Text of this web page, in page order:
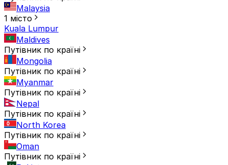
Malaysia
1 місто
Kuala Lumpur
Maldives
Путівник по країні
Mongolia
Путівник по країні
Myanmar
Путівник по країні
Nepal
Путівник по країні
North Korea
Путівник по країні
Oman
Путівник по країні